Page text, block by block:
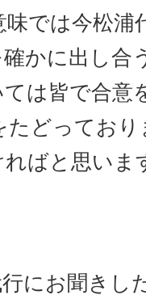
では今松浦
かに出し合
は皆で合意
たどってお
ばと思いま
にお聞きし